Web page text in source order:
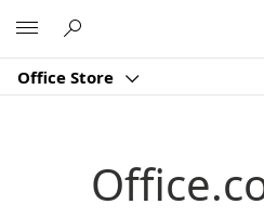
Office Store